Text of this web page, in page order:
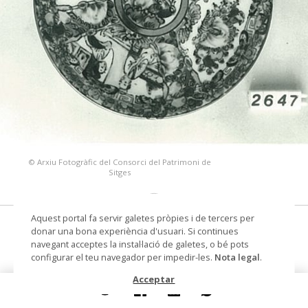
© Arxiu Fotogràfic del Consorci del Patrimoni de
Sitges
plat
Autoria Decoració Hong Kong (escola /
taller)
Aquest portal fa servir galetes pròpies i de tercers per
donar una bona experiència d'usuari. Si continues
navegant acceptes la instal·lació de galetes, o bé pots
configurar el teu navegador per impedir-les. Nota legal.
Acceptar